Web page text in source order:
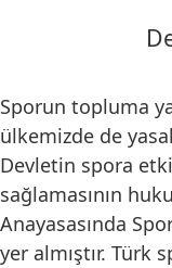
Sporun topluma
ülkemizde de
Devletin spora
sağlamasının
Anayasasında
yer almıştır. Türk